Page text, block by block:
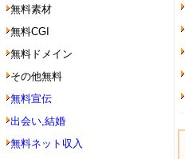
無料素材
無料CGI
無料ドメイン
その他無料
無料宣伝
出会い,結婚
無料ネット収入